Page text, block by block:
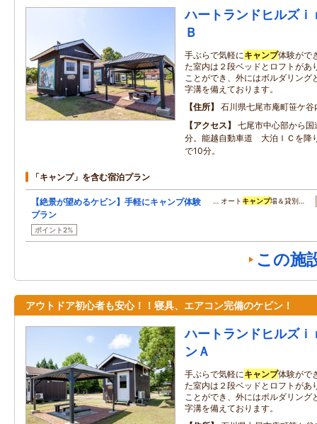
ハートランドヒルズｉ
Ｂ
手ぶらで気軽にキャンプ体験がで
た室内は２段ベッドとロフトがあ
ことができ、外にはボルダリング
字溝を備えております。
住所
石川県七尾市庵町笹ケ谷
アクセス
七尾市中心部から
分。能越自動車道 大泊ＩＣを降
で10分。
「キャンプ」を含む宿泊プラン
【絶景が望めるケビン】手軽にキャンプ体験
プラン
ポイント2%
… オート キャンプ場＆貸別…
この施
アウトドア初心者も安心！！寝具、エアコン完備のケビン！
ハートランドヒルズ
ンＡ
手ぶらで気軽にキャンプ体験がで
た室内は２段ベッドとロフトがあ
ことができ、外にはボルダリング
字溝を備えております。